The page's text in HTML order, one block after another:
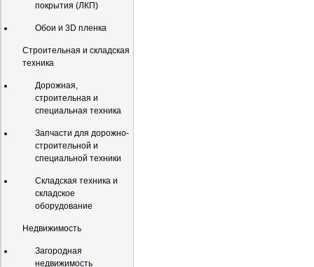
покрытия (ЛКП)
Обои и 3D пленка
Строительная и складская
техника
Дорожная,
строительная и
специальная техника
Запчасти для дорожно-
строительной и
специальной техники
Складская техника и
складское
оборудование
Недвижимость
Загородная
недвижимость